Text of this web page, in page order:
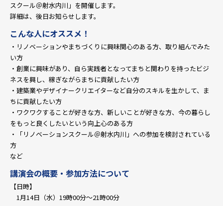
スクール＠射水内川」を開催します。
詳細は、後日お知らせします。
こんな人にオススメ！
・リノベーションやまちづくりに興味関心のある方、取り組んでみた
い方
・創業に興味があり、自ら実践者となってまちと関わりを持ったビジ
ネスを興し、稼ぎながらまちに貢献したい方
・建築業やデザイナークリエイターなど自分のスキルを生かして、ま
ちに貢献したい方
・ワクワクすることが好きな方、新しいことが好きな方、今の暮らし
をもっと良くしたいという向上心のある方
・「リノベーションスクール＠射水内川」への参加を検討されている
方
など
講演会の概要・参加方法について
【日時】
1月14日（水）19時00分～21時00分